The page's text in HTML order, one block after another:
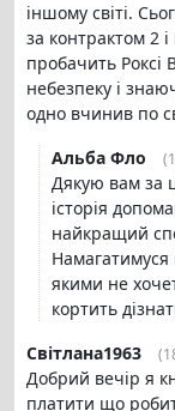
іншому світі.
за контрактом 2
пробачить Роксі
небезпеку і
одно вчинив по
Альба Фло
Дякую вам за
історія
найкращий
Намагатимуся
якими не
кортить
Світлана1963
Добрий вечір я
платити що